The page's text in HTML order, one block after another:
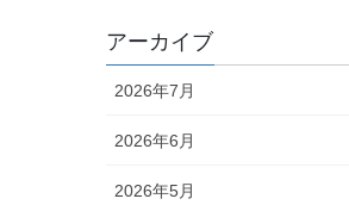
アーカイブ
2026年7月
2026年6月
2026年5月